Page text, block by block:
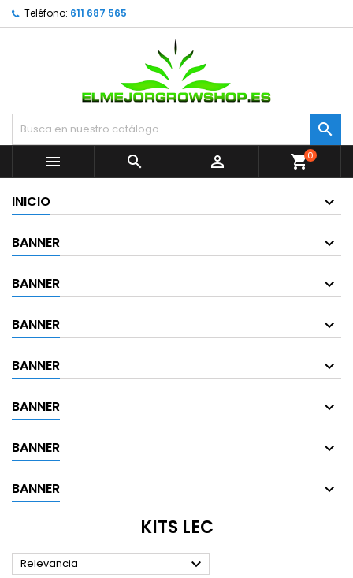
Teléfono: 611 687 565


  shopping_cart0
INICIO
BANNER
BANNER
BANNER
BANNER
BANNER
BANNER
BANNER
KITS LEC
Relevancia 